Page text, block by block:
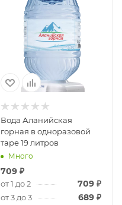
Вода Аланийская
горная в одноразовой
таре 19 литров
Много
709₽
от 1 до 2 709 ₽
от 3 до 3 689 ₽